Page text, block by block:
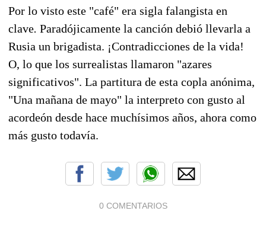
Por lo visto este "café" era sigla falangista en
clave. Paradójicamente la canción debió llevarla a
Rusia un brigadista. ¡Contradicciones de la vida!
O, lo que los surrealistas llamaron "azares
significativos". La partitura de esta copla anónima,
"Una mañana de mayo" la interpreto con gusto al
acordeón desde hace muchísimos años, ahora como
más gusto todavía.
0 COMENTARIOS